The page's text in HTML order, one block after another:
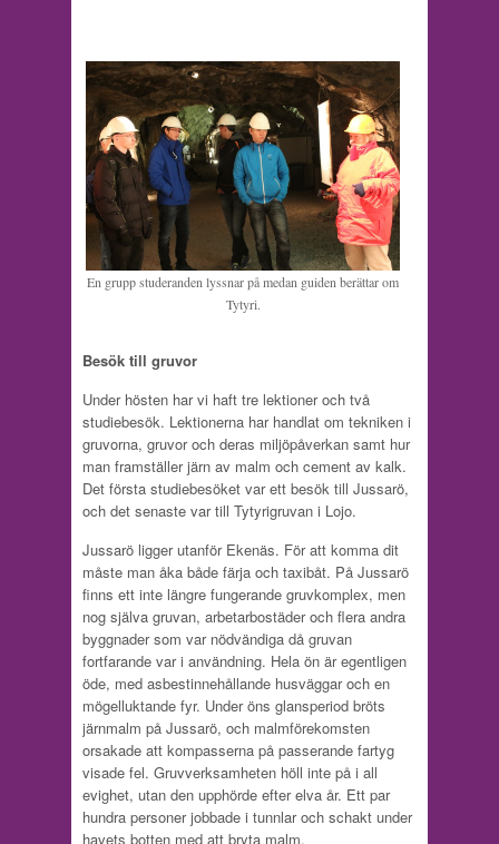
En grupp studeranden lyssnar på medan guiden berättar om
Tytyri.
Besök till gruvor
Under hösten har vi haft tre lektioner och två
studiebesök. Lektionerna har handlat om tekniken i
gruvorna, gruvor och deras miljöpåverkan samt hur
man framställer järn av malm och cement av kalk.
Det första studiebesöket var ett besök till Jussarö,
och det senaste var till Tytyrigruvan i Lojo.
Jussarö ligger utanför Ekenäs. För att komma dit
måste man åka både färja och taxibåt. På Jussarö
finns ett inte längre fungerande gruvkomplex, men
nog själva gruvan, arbetarbostäder och flera andra
byggnader som var nödvändiga då gruvan
fortfarande var i användning. Hela ön är egentligen
öde, med asbestinnehållande husväggar och en
mögelluktande fyr. Under öns glansperiod bröts
järnmalm på Jussarö, och malmförekomsten
orsakade att kompasserna på passerande fartyg
visade fel. Gruvverksamheten höll inte på i all
evighet, utan den upphörde efter elva år. Ett par
hundra personer jobbade i tunnlar och schakt under
havets botten med att bryta malm.